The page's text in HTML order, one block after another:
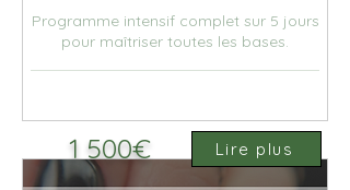
Programme intensif complet sur 5 jours
pour maîtriser toutes les bases.
1 500€ Lire plus